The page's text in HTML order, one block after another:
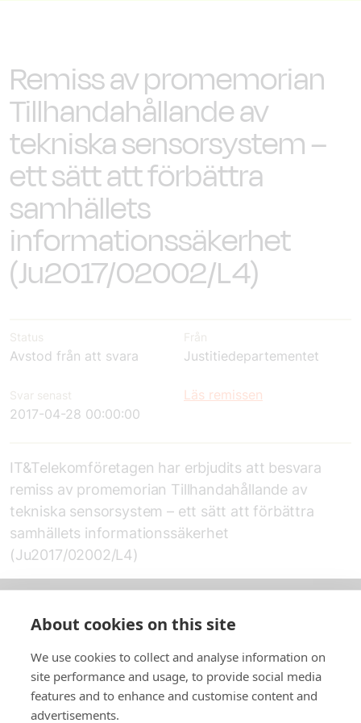
Remiss av promemorian
Tillhandahållande av
tekniska sensorsystem –
ett sätt att förbättra
samhällets
informationssäkerhet
(Ju2017/02002/L4)
Status
Avstod från att svara
Från
Justitiedepartementet
Svar senast
2017-04-28 00:00:00
Läs remissen
IT&Telekomföretagen har erbjudits att besvara
remiss av promemorian Tillhandahållande av
tekniska sensorsystem – ett sätt att förbättra
samhällets informationssäkerhet
(Ju2017/02002/L4)
In English
Standardavtal
About cookies on this site
We use cookies to collect and analyse information on
site performance and usage, to provide social media
features and to enhance and customise content and
advertisements.